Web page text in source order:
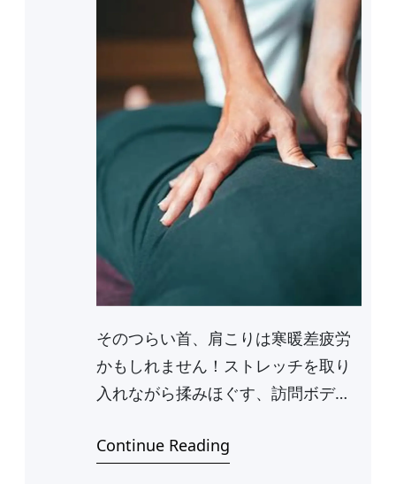
そのつらい首、肩こりは寒暖差疲労
かもしれません！ストレッチを取り
入れながら揉みほぐす、訪問ボディ
Continue Reading